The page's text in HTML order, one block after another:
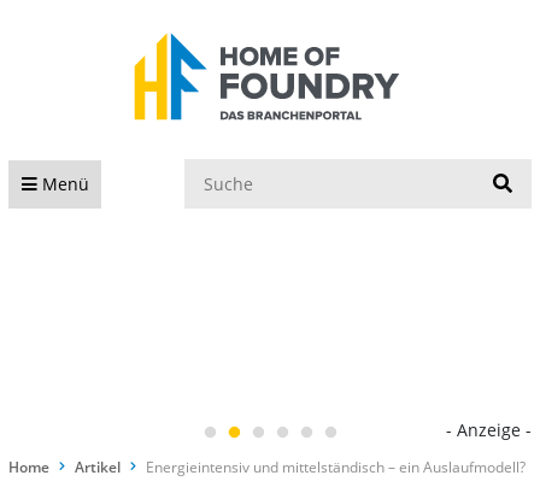
Menü
- Anzeige -
Home Artikel Energieintensiv und mittelständisch – ein Auslaufmodell?